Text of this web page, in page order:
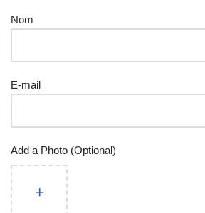
Nom
E-mail
Add a Photo (Optional)